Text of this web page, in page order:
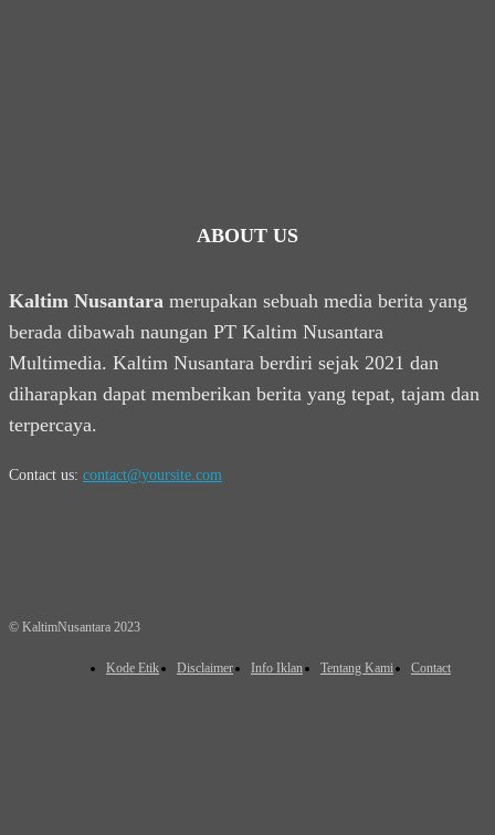
ABOUT US
Kaltim Nusantara merupakan sebuah media berita yang
berada dibawah naungan PT Kaltim Nusantara
Multimedia. Kaltim Nusantara berdiri sejak 2021 dan
diharapkan dapat memberikan berita yang tepat, tajam dan
terpercaya.
Contact us: contact@yoursite.com
© KaltimNusantara 2023
Kode Etik Disclaimer Info Iklan Tentang Kami Contact